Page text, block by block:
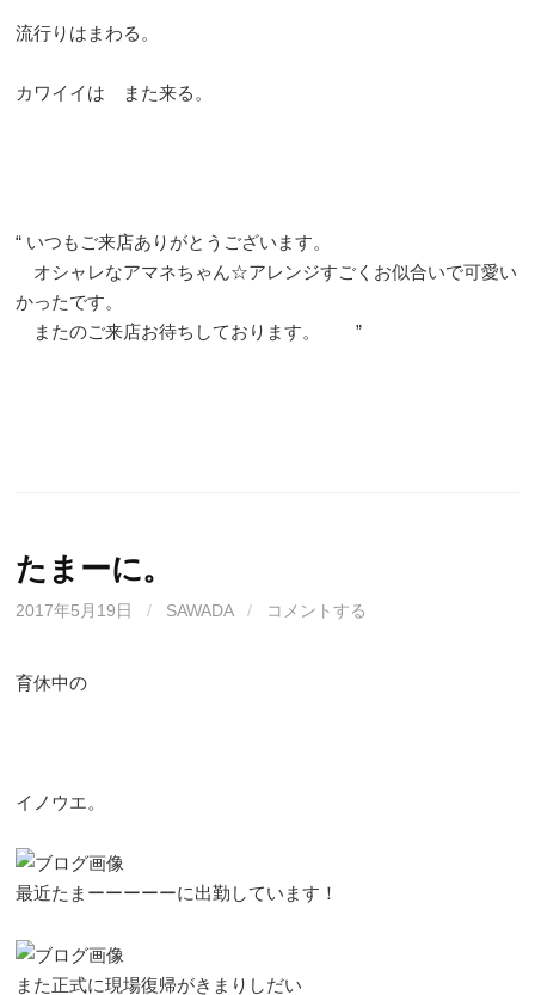
流行りはまわる。
カワイイは また来る。
“ いつもご来店ありがとうございます。
オシャレなアマネちゃん☆アレンジすごくお似合いで可愛い
かったです。
またのご来店お待ちしております。 ”
たまーに。
2017年5月19日 / SAWADA / コメントする
育休中の
イノウエ。
最近たまーーーーーに出勤しています！
また正式に現場復帰がきまりしだい